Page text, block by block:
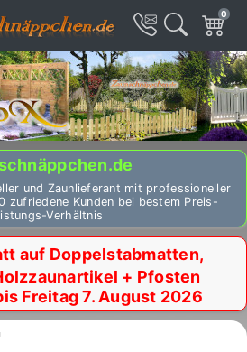
0
und Zaunlieferant mit professioneller
zufriedene Kunden bei bestem Preis-
Verhältnis
auf Doppelstabmatten,
+ Pfosten
Freitag 7. August 2026